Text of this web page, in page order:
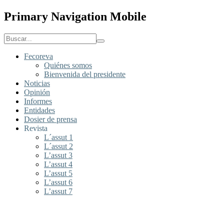
Primary Navigation Mobile
Fecoreva
Quiénes somos
Bienvenida del presidente
Noticias
Opinión
Informes
Entidades
Dosier de prensa
Revista
L´assut 1
L´assut 2
L’assut 3
L’assut 4
L’assut 5
L’assut 6
L’assut 7